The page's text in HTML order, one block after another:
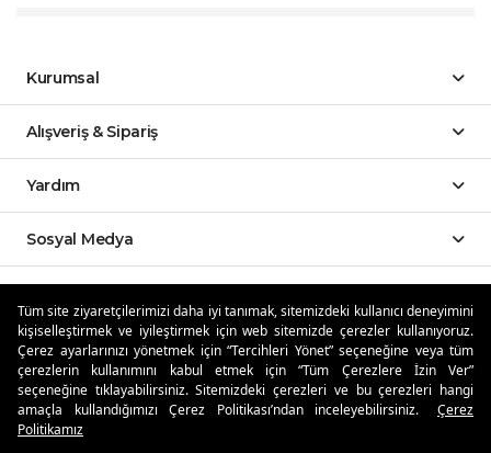
Tüm site ziyaretçilerimizi daha iyi tanımak, sitemizdeki kullanıcı deneyimini
kişiselleştirmek ve iyileştirmek için web sitemizde çerezler kullanıyoruz.
Çerez ayarlarınızı yönetmek için “Tercihleri Yönet” seçeneğine veya tüm
çerezlerin kullanımını kabul etmek için “Tüm Çerezlere İzin Ver”
seçeneğine tıklayabilirsiniz. Sitemizdeki çerezleri ve bu çerezleri hangi
amaçla kullandığımızı Çerez Politikası’ndan inceleyebilirsiniz.
Çerez
Politikamız
Kurumsal
Alışveriş & Sipariş
Yardım
Sosyal Medya
Özdilekteyim'de Taksit Avantajları
Güvenli Alışveriş